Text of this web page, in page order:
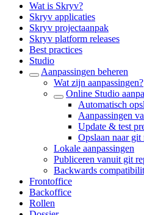
Wat is Skryv?
Skryv applicaties
Skryv projectaanpak
Skryv platform releases
Best practices
Studio
Aanpassingen beheren
Wat zijn aanpassingen?
Online Studio
Automatisch
Aanpassingen
Update & test
Opslaan naar git
Lokale aanpassingen
Publiceren vanuit git
Backwards
Frontoffice
Backoffice
Rollen